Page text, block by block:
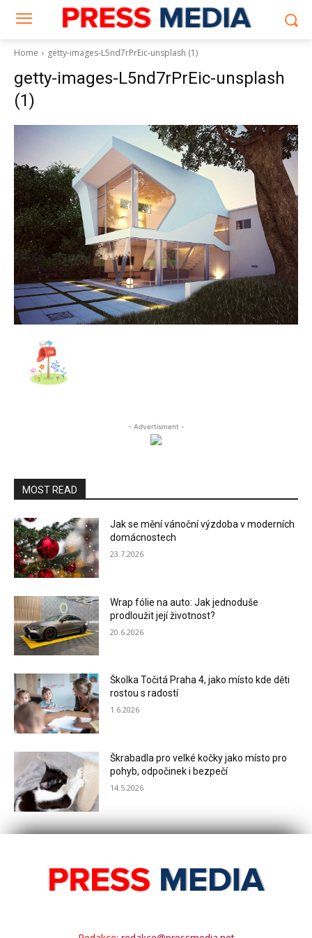
Home getty-images-L5nd7rPrEic-unsplash (1)
getty-images-L5nd7rPrEic-unsplash
(1)
- Advertisment -
MOST READ
Jak se mění vánoční výzdoba v moderních
domácnostech
23.7.2026
Wrap fólie na auto: Jak jednoduše
prodloužit její životnost?
20.6.2026
Školka Točitá Praha 4, jako místo kde děti
rostou s radostí
1.6.2026
Škrabadla pro velké kočky jako místo pro
pohyb, odpočinek i bezpečí
14.5.2026